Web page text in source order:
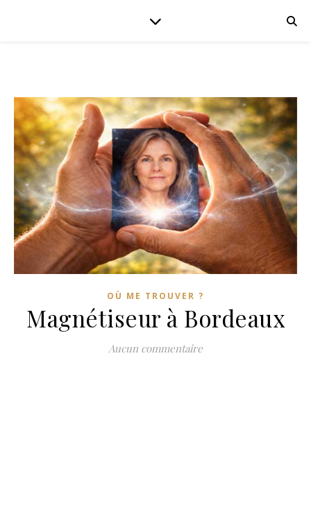
OÙ ME TROUVER ?
Magnétiseur à Bordeaux
Aucun commentaire